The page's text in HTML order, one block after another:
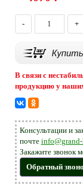
- +
В связи с
продукцию у
Консультации и
почте
Закажите звонок
Обратный